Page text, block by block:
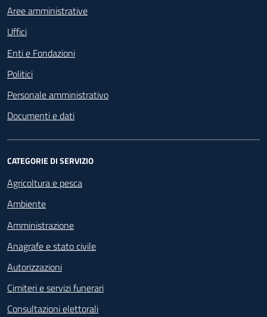
Aree amministrative
Uffici
Enti e Fondazioni
Politici
Personale amministrativo
Documenti e dati
CATEGORIE DI SERVIZIO
Agricoltura e pesca
Ambiente
Amministrazione
Anagrafe e stato civile
Autorizzazioni
Cimiteri e servizi funerari
Consultazioni elettorali